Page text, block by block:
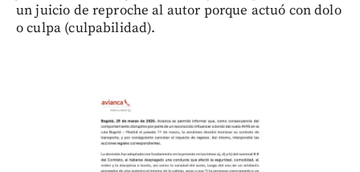
un juicio de reproche al autor porque actuó con dolo
o culpa (culpabilidad).